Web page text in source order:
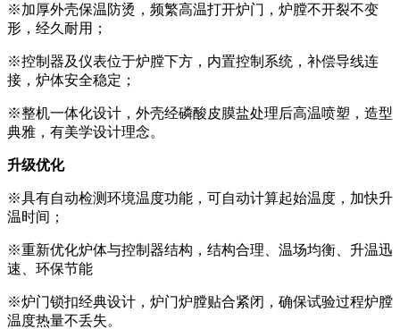
※加厚外壳保温防烫，频繁高温打开炉门，炉膛不开裂不变
形，经久耐用；
※控制器及仪表位于炉膛下方，内置控制系统，补偿导线连
接，炉体安全稳定；
※整机一体化设计，外壳经磷酸皮膜盐处理后高温喷塑，造型
典雅，有美学设计理念。
升级优化
※具有自动检测环境温度功能，可自动计算起始温度，加快升
温时间；
※重新优化炉体与控制器结构，结构合理、温场均衡、升温迅
速、环保节能
※炉门锁扣经典设计，炉门炉膛贴合紧闭，确保试验过程炉膛
温度热量不丢失。